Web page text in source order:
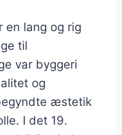
en lang og rig
til
var byggeri
og
æstetik
I det 19.